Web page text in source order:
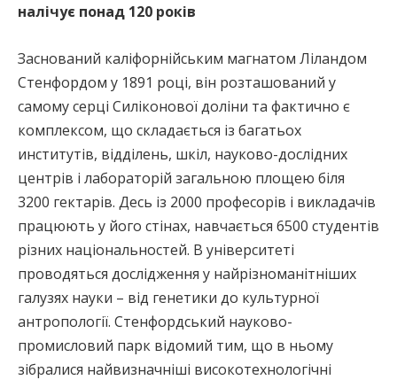
налічує понад 120 років
Заснований каліфорнійським магнатом Ліландом
Стенфордом у 1891 році, він розташований у
самому серці Силіконової доліни та фактично є
комплексом, що складається із багатьох
институтів, відділень, шкіл, науково-дослідних
центрів і лабораторій загальною площею біля
3200 гектарів. Десь із 2000 професорів і викладачів
працюють у його стінах, навчається 6500 студентів
різних національностей. В університеті
проводяться дослідження у найрізноманітніших
галузях науки – від генетики до культурної
антропології. Стенфордський науково-
промисловий парк відомий тим, що в ньому
зібралися найвизначніші високотехнологічні